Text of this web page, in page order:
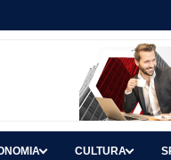
CULTURA